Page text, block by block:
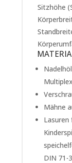
Sitzhöhe
Mähne
Lasuren
DIN 71-3